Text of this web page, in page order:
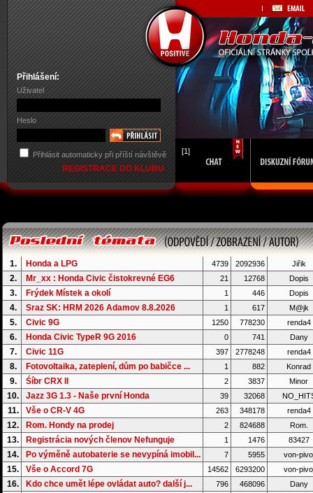
Přihlášení:
Uživatel
Heslo
Přihlásit automaticky při příští návštěvě
REGISTRACE DO KLUBU
[1]
1. Honda a LPG 4739 2092936 Jiřik
2. Mr_xx : Honda Civic čistokrevné EG6 21 12768 Dopis
3. Frýdek Místek a okolí 1 446 Dopis
4. Sraz SK: HRM 2026 Adamov 8.8.2026 1 617 M@jk
5. Civic 9G 1250 778230 renda4
6. Honda Civic TypeR 9G 2016 0 741 Dany
7. Civic 11G 397 2778248 renda4
8. Fotovoltaika, zateplení, dům po babičce ... 1 882 Konrad
9. Śíbr CRX II 2 3837 Minor
10. Jazz 3G 1.3 - Naše první Honda 39 32068
11. Vše o CR-V 4G 263 348178 renda4
12. Rom. Hondy na prodej 2 824688 Rom.
13. Registrácia nových členov Nefunguje 1 1476 83427
14. Po výměně autobaterie se nevypíná imobil... 7 5955 von-
15. Vše o Accord 7G 14562 6293200 von-
16. Kdo chce umět lépe ovládat auto? další j... 796 468096 Dany